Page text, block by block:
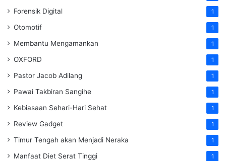
Forensik Digital 1
Otomotif 1
Membantu Mengamankan 1
OXFORD 1
Pastor Jacob Adilang 1
Pawai Takbiran Sangihe 1
Kebiasaan Sehari-Hari Sehat 1
Review Gadget 1
Timur Tengah akan Menjadi Neraka 1
Manfaat Diet Serat Tinggi 1